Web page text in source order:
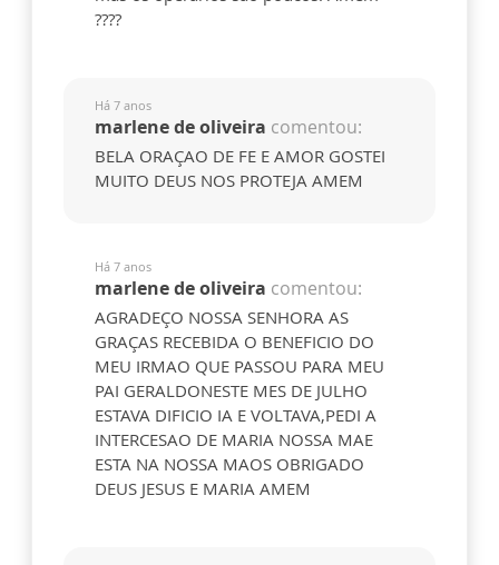
????
Há 7 anos
marlene de oliveira comentou:
BELA ORAÇAO DE FE E AMOR GOSTEI
MUITO DEUS NOS PROTEJA AMEM
Há 7 anos
marlene de oliveira comentou:
AGRADEÇO NOSSA SENHORA AS
GRAÇAS RECEBIDA O BENEFICIO DO
MEU IRMAO QUE PASSOU PARA MEU
PAI GERALDONESTE MES DE JULHO
ESTAVA DIFICIO IA E VOLTAVA,PEDI A
INTERCESAO DE MARIA NOSSA MAE
ESTA NA NOSSA MAOS OBRIGADO
DEUS JESUS E MARIA AMEM